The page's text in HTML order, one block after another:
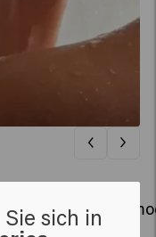
Velvet
sich in